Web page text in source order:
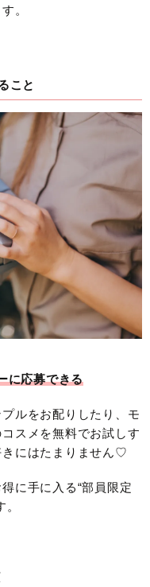
。
こと
に応募できる
ルをお配りしたり、モ
スメを無料でお試しす
きにはたまりません♡
に手に入る“部員限定